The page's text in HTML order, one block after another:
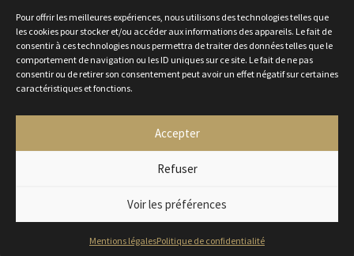
Pour offrir les meilleures expériences, nous utilisons des technologies telles que
les cookies pour stocker et/ou accéder aux informations des appareils. Le fait de
consentir à ces technologies nous permettra de traiter des données telles que le
comportement de navigation ou les ID uniques sur ce site. Le fait de ne pas
consentir ou de retirer son consentement peut avoir un effet négatif sur certaines
caractéristiques et fonctions.
Accepter
Refuser
Voir les préférences
Mentions légalesPolitique de confidentialité
Mentions légales
Rejoignez-nous
2024 © Agence DCM